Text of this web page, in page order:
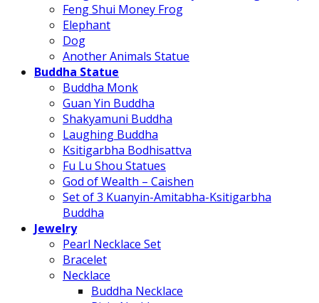
Feng Shui Money Frog
Elephant
Dog
Another Animals Statue
Buddha Statue
Buddha Monk
Guan Yin Buddha
Shakyamuni Buddha
Laughing Buddha
Ksitigarbha Bodhisattva
Fu Lu Shou Statues
God of Wealth – Caishen
Set of 3 Kuanyin-Amitabha-Ksitigarbha
Buddha
Jewelry
Pearl Necklace Set
Bracelet
Necklace
Buddha Necklace